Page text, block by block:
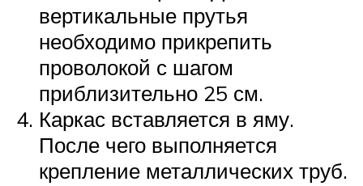
вертикальные прутья
необходимо прикрепить
проволокой с шагом
приблизительно 25 см.
Каркас вставляется в яму.
После чего выполняется
крепление металлических труб.